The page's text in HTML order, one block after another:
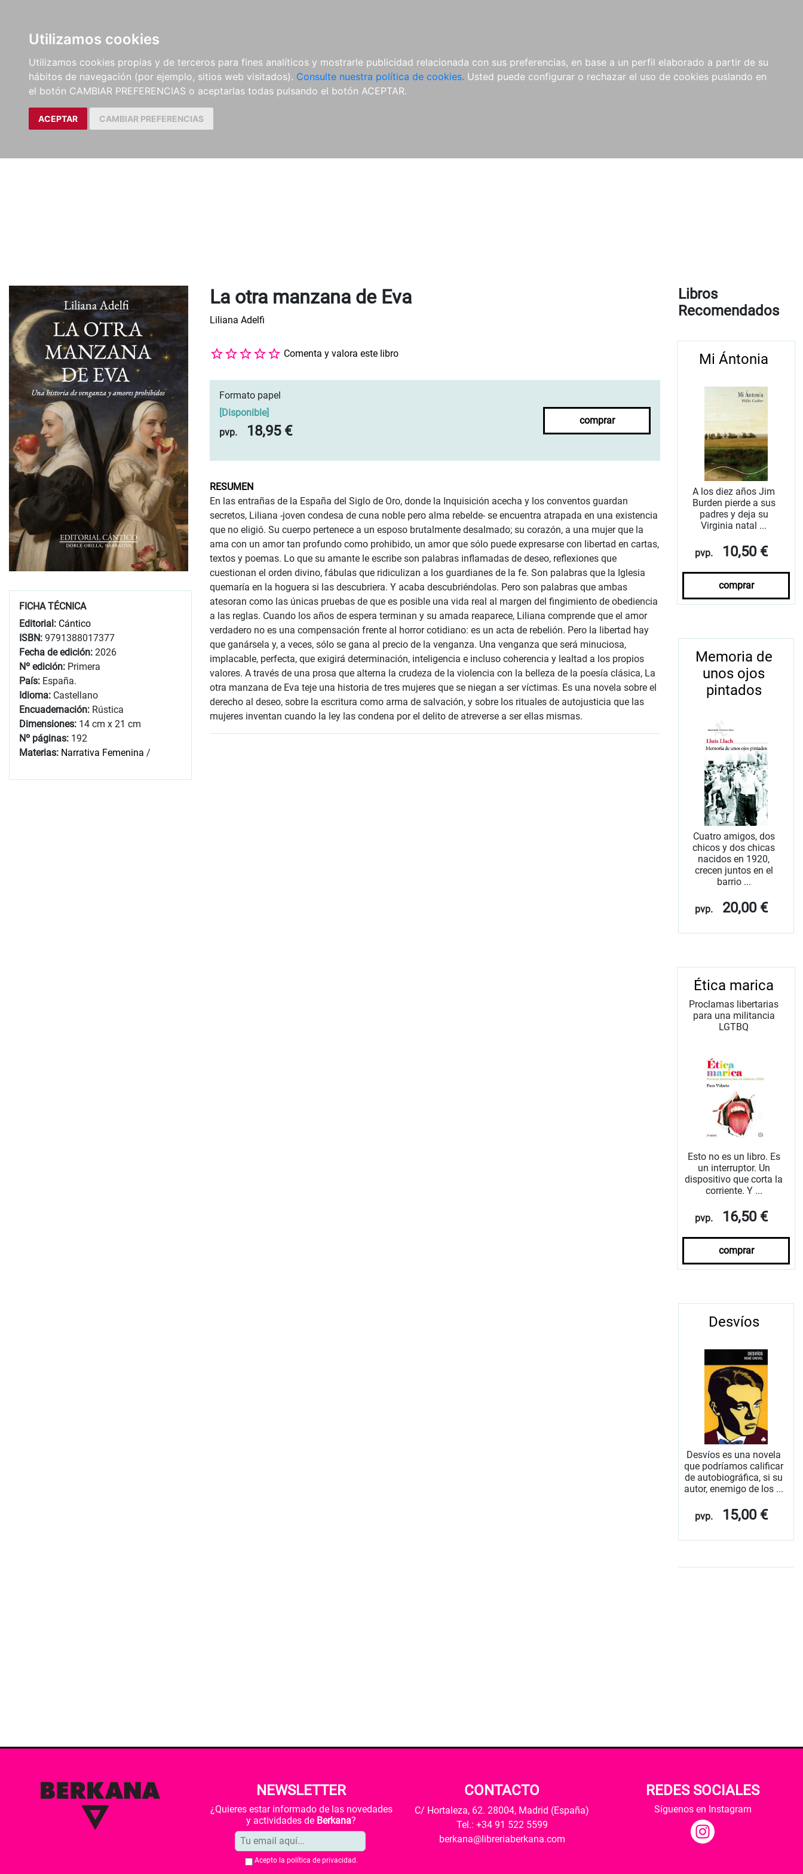
Utilizamos cookies
Utilizamos cookies propias y de terceros para fines analíticos y mostrarle publicidad relacionada con sus preferencias, en base a un perfil elaborado a partir de su
hábitos de navegación (por ejemplo, sitios web visitados). Consulte nuestra política de cookies. Usted puede configurar o rechazar el uso de cookies puslando en
el botón CAMBIAR PREFERENCIAS o aceptarlas todas pulsando el botón ACEPTAR.
ACEPTAR CAMBIAR PREFERENCIAS
FICHA TÉCNICA
Editorial: Cántico
ISBN: 9791388017377
Fecha de edición: 2026
Nº edición: Primera
País: España.
Idioma: Castellano
Encuadernación: Rústica
Dimensiones: 14 cm x 21 cm
Nº páginas: 192
Materias: Narrativa Femenina /
La otra manzana de Eva
Liliana Adelfi
Comenta y valora este libro
Formato papel
Disponible]
pvp.
18,95 €
comprar
RESUMEN
En las entrañas de la España del Siglo de Oro, donde la Inquisición acecha y los conventos guardan
secretos, Liliana -joven condesa de cuna noble pero alma rebelde- se encuentra atrapada en una existencia
que no eligió. Su cuerpo pertenece a un esposo brutalmente desalmado; su corazón, a una mujer que la
ama con un amor tan profundo como prohibido, un amor que sólo puede expresarse con libertad en cartas,
textos y poemas. Lo que su amante le escribe son palabras inflamadas de deseo, reflexiones que
cuestionan el orden divino, fábulas que ridiculizan a los guardianes de la fe. Son palabras que la Iglesia
quemaría en la hoguera si las descubriera. Y acaba descubriéndolas. Pero son palabras que ambas
atesoran como las únicas pruebas de que es posible una vida real al margen del fingimiento de obediencia
a las reglas. Cuando los años de espera terminan y su amada reaparece, Liliana comprende que el amor
verdadero no es una compensación frente al horror cotidiano: es un acta de rebelión. Pero la libertad hay
que ganársela y, a veces, sólo se gana al precio de la venganza. Una venganza que será minuciosa,
implacable, perfecta, que exigirá determinación, inteligencia e incluso coherencia y lealtad a los propios
valores. A través de una prosa que alterna la crudeza de la violencia con la belleza de la poesía clásica, La
otra manzana de Eva teje una historia de tres mujeres que se niegan a ser víctimas. Es una novela sobre el
derecho al deseo, sobre la escritura como arma de salvación, y sobre los rituales de autojusticia que las
mujeres inventan cuando la ley las condena por el delito de atreverse a ser ellas mismas.
Libros
Recomendados
Mi Ántonia
A los diez años Jim
Burden pierde a sus
padres y deja su
Virginia natal ...
pvp. 10,50 €
comprar
Memoria de
unos ojos
pintados
Cuatro amigos, dos
chicos y dos chicas
nacidos en 1920,
crecen juntos en el
barrio ...
pvp. 20,00 €
Ética marica
Proclamas libertarias
para una militancia
LGTBQ
Esto no es un libro. Es
un interruptor. Un
dispositivo que corta la
corriente. Y ...
pvp. 16,50 €
comprar
Desvíos
Desvíos es una novela
que podríamos calificar
de autobiográfica, si su
autor, enemigo de los ...
pvp. 15,00 €
NEWSLETTER
¿Quieres estar informado de las novedades
y actividades de Berkana?
Acepto la política de privacidad .
CONTACTO
C/ Hortaleza, 62. 28004, Madrid (España)
Tel.: +34 91 522 5599
berkana@libreriaberkana.com
REDES SOCIALES
Síguenos en Instagram